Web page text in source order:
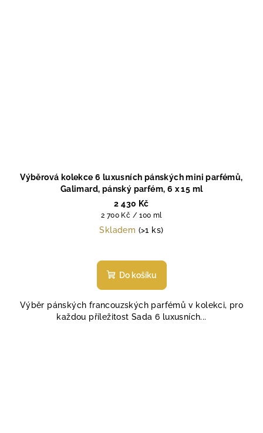
Výběrová kolekce 6 luxusních pánských mini parfémů,
Galimard, pánský parfém, 6 x 15 ml
2 430 Kč
Měrná
cena:
2 700 Kč / 100 ml
Skladem (>1 ks)
hodnocení
produktu
z
5
Do košíku
Výběr pánských francouzských parfémů v kolekci, pro
každou příležitost Sada 6 luxusních...